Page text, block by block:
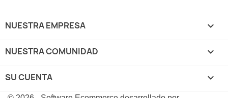
NUESTRA EMPRESA 
NUESTRA COMUNIDAD 
SU CUENTA 